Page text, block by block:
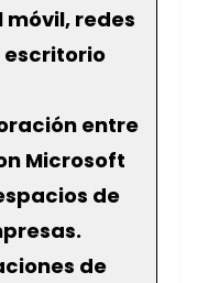
redes
escritorio
entre
Microsoft
de
de